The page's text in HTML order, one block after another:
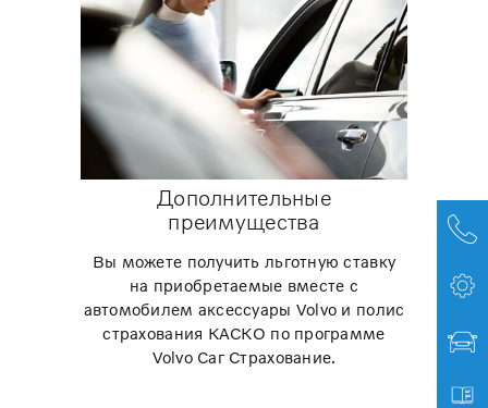
Дополнительные
преимущества
Вы можете получить льготную ставку
на приобретаемые вместе с
автомобилем аксессуары Volvo и полис
страхования КАСКО по программе
Volvo Саг Страхование.